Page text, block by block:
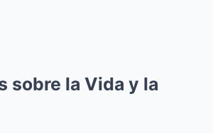
sobre la Vida y la